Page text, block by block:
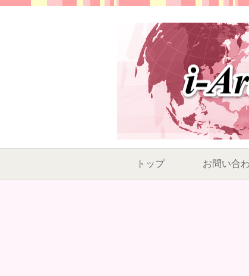
トップ お問い合